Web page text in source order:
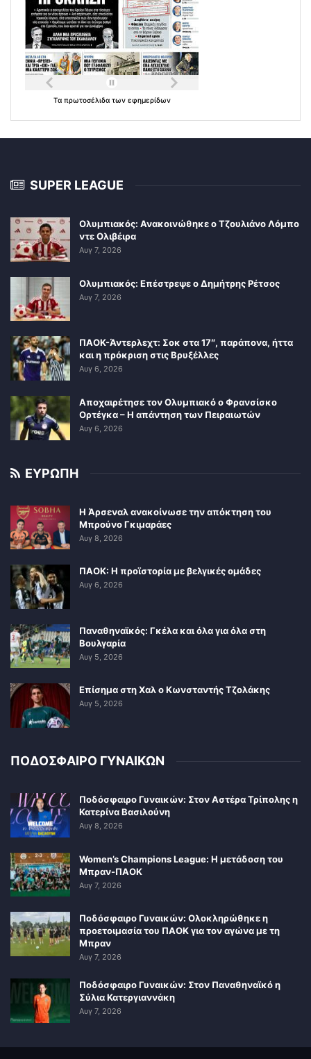
Τα πρωτοσέλιδα των εφημερίδων
SUPER LEAGUE
Ολυμπιακός: Ανακοινώθηκε ο Τζουλιάνο Λόμπο
ντε Ολιβέιρα
Αυγ 7, 2026
Ολυμπιακός: Επέστρεψε ο Δημήτρης Ρέτσος
Αυγ 7, 2026
ΠΑΟΚ-Άντερλεχτ: Σοκ στα 17″, παράπονα, ήττα
και η πρόκριση στις Βρυξέλλες
Αυγ 6, 2026
Αποχαιρέτησε τον Ολυμπιακό ο Φρανσίσκο
Ορτέγκα – Η απάντηση των Πειραιωτών
Αυγ 6, 2026
ΕΥΡΩΠΗ
Η Άρσεναλ ανακοίνωσε την απόκτηση του
Μπρούνο Γκιμαράες
Αυγ 8, 2026
ΠΑΟΚ: Η προϊστορία με βελγικές ομάδες
Αυγ 6, 2026
Παναθηναϊκός: Γκέλα και όλα για όλα στη
Βουλγαρία
Αυγ 5, 2026
Επίσημα στη Χαλ ο Κωνσταντής Τζολάκης
Αυγ 5, 2026
ΠΟΔΟΣΦΑΙΡΟ ΓΥΝΑΙΚΩΝ
Ποδόσφαιρο Γυναικών: Στον Αστέρα Τρίπολης η
Κατερίνα Βασιλούνη
Αυγ 8, 2026
Women’s Champions League: Η μετάδοση του
Μπραν-ΠΑΟΚ
Αυγ 7, 2026
Ποδόσφαιρο Γυναικών: Ολοκληρώθηκε η
προετοιμασία του ΠΑΟΚ για τον αγώνα με τη
Μπραν
Αυγ 7, 2026
Ποδόσφαιρο Γυναικών: Στον Παναθηναϊκό η
Σύλια Κατεργιαννάκη
Αυγ 7, 2026